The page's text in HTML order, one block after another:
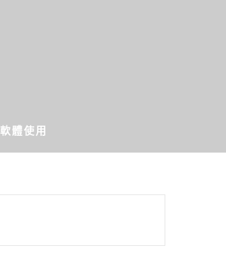
軟體使用